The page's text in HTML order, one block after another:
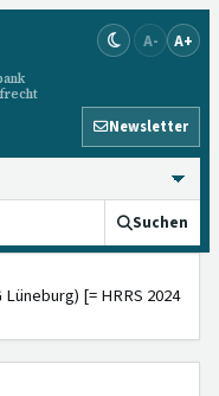
A- A+
Newsletter
Suchen
Lüneburg) [= HRRS 2024